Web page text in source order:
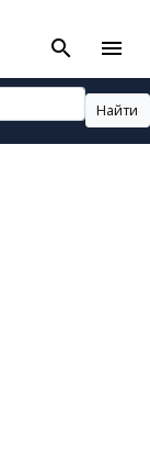
search menu
Найти